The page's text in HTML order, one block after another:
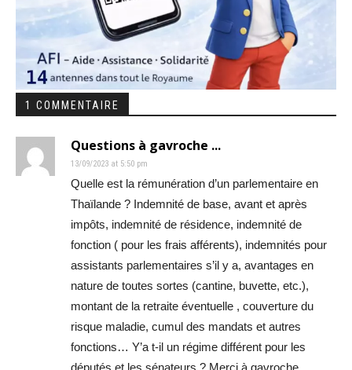
1 COMMENTAIRE
Questions à gavroche ...
13/09/2023 at 5:50 pm
Quelle est la rémunération d’un parlementaire en
Thaïlande ? Indemnité de base, avant et après
impôts, indemnité de résidence, indemnité de
fonction ( pour les frais afférents), indemnités pour
assistants parlementaires s’il y a, avantages en
nature de toutes sortes (cantine, buvette, etc.),
montant de la retraite éventuelle , couverture du
risque maladie, cumul des mandats et autres
fonctions… Y’a t-il un régime différent pour les